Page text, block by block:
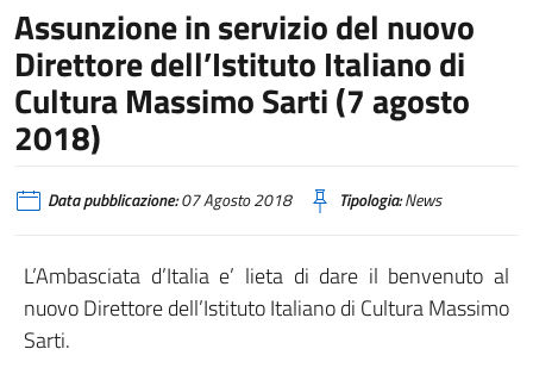
Assunzione in servizio del nuovo
Direttore dell’Istituto Italiano di
Cultura Massimo Sarti (7 agosto
2018)
Data pubblicazione:07 Agosto 2018 Tipologia:News
L’Ambasciata d’Italia e’ lieta di dare il benvenuto al
nuovo Direttore dell’Istituto Italiano di Cultura Massimo
Sarti.